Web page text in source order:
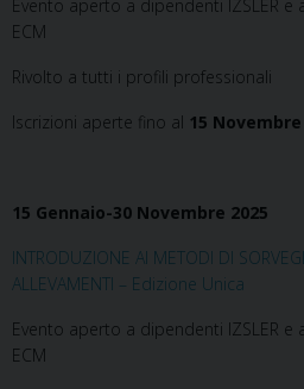
Evento aperto a dipendenti IZSLER e
ECM
Rivolto a tutti i profili professionali
Iscrizioni aperte fino al 15 Novembre
15 Gennaio-30 Novembre 2025
INTRODUZIONE AI METODI DI
ALLEVAMENTI – Edizione Unica
Evento aperto a dipendenti IZSLER e
ECM